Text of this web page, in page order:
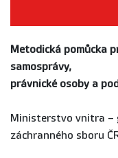
Metodická pomůcka
samosprávy,
právnické osoby a
Ministerstvo vnitra –
záchranného sboru